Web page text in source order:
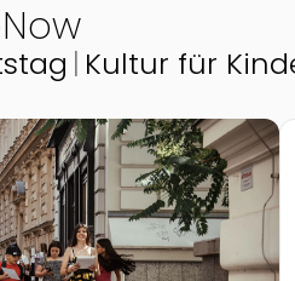
Kultur für